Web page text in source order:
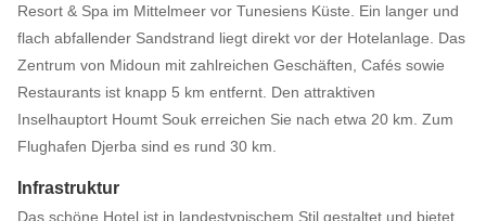
Resort & Spa im Mittelmeer vor Tunesiens Küste. Ein langer und
flach abfallender Sandstrand liegt direkt vor der Hotelanlage. Das
Zentrum von Midoun mit zahlreichen Geschäften, Cafés sowie
Restaurants ist knapp 5 km entfernt. Den attraktiven
Inselhauptort Houmt Souk erreichen Sie nach etwa 20 km. Zum
Flughafen Djerba sind es rund 30 km.
Infrastruktur
Das schöne Hotel ist in landestypischem Stil gestaltet und bietet